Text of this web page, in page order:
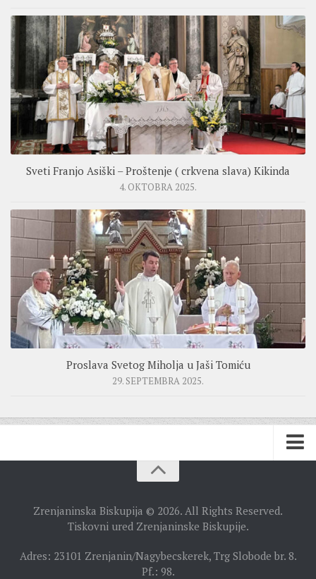
Sveti Franjo Asiški – Proštenje ( crkvena slava) Kikinda
4. OKTOBRA 2025.
Proslava Svetog Miholja u Jaši Tomiću
29. SEPTEMBRA 2025.
BISKUPSKI ORDINARIJAT
Zrenjaninska Biskupija © 2026. All Rights Reserved.
Tiskovni ured Zrenjaninske Biskupije.
Adres: 23101 Zrenjanin/Nagybecskerek, Trg Slobode br. 8.
Pf.: 98.